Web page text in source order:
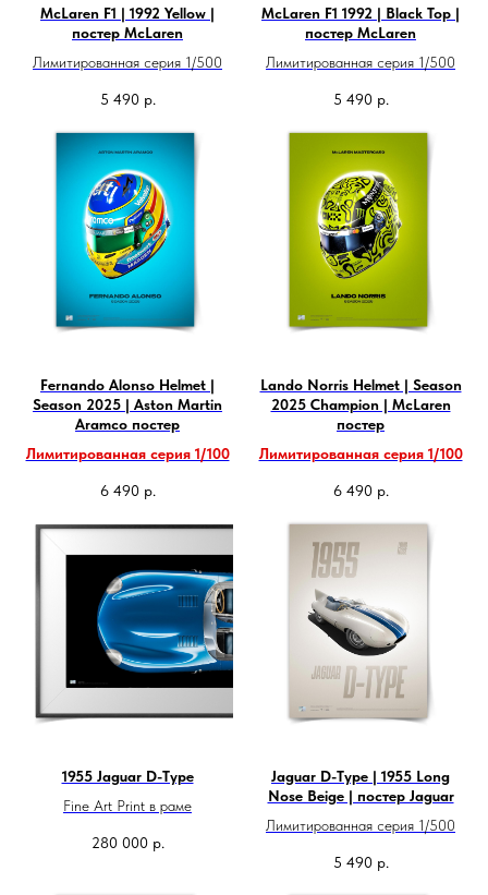
McLaren F1 | 1992 Yellow |
постер McLaren
Лимитированная серия 1/500
5 490 р.
McLaren F1 1992 | Black Top |
постер McLaren
Лимитированная серия 1/500
5 490 р.
Fernando Alonso Helmet |
Season 2025 | Aston Martin
Aramco постер
Лимитированная серия 1/100
6 490 р.
Lando Norris Helmet | Season
2025 Champion | McLaren
постер
Лимитированная серия 1/100
6 490 р.
1955 Jaguar D-Type
Fine Art Print в раме
280 000 р.
Jaguar D-Type | 1955 Long
Nose Beige | постер Jaguar
Лимитированная серия 1/500
5 490 р.